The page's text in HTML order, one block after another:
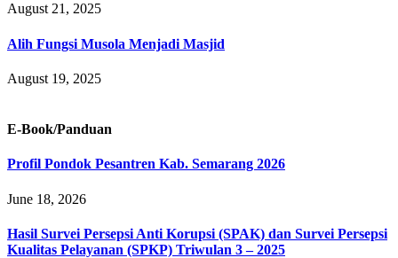
August 21, 2025
Alih Fungsi Musola Menjadi Masjid
August 19, 2025
E-Book/Panduan
Profil Pondok Pesantren Kab. Semarang 2026
June 18, 2026
Hasil Survei Persepsi Anti Korupsi (SPAK) dan Survei Persepsi
Kualitas Pelayanan (SPKP) Triwulan 3 – 2025